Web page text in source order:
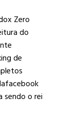
Zero
do
de
sendo o rei